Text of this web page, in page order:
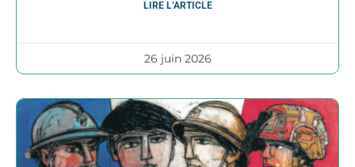
LIRE L’ARTICLE
26 juin 2026